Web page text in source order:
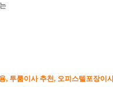
, 투룸이사 추천, 오피스텔포장이